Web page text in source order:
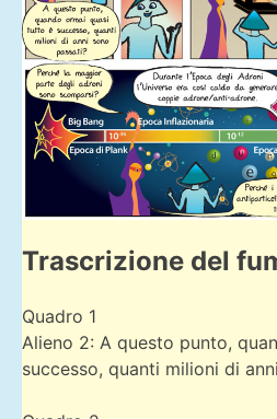
Trascrizione del
Quadro 1
Alieno 2: A questo punto,
successo, quanti milioni di